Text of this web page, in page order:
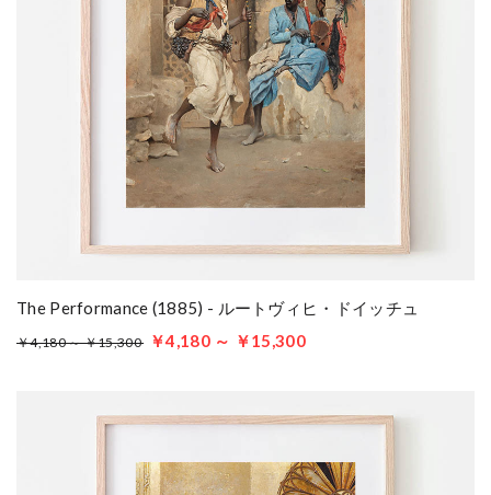
The Performance (1885) - ルートヴィヒ・ドイッチュ
￥4,180 ～ ￥15,300 ￥4,180 ～ ￥15,300